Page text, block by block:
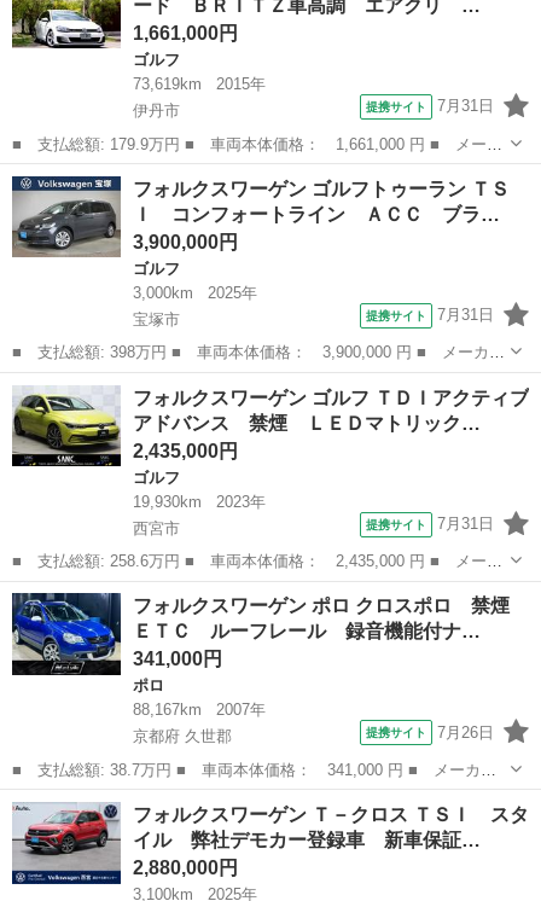
■ ...
ード ＢＲＩＴＺ車高調 エアクリ …
1,661,000円
ゴルフ
73,619km
2015年
伊丹市
提携サイト 7月31日
■ 支払総額: 179.9万円 ■ 車両本体価格： 1,661,000 円 ■ メーカ
ー名： フォルクスワーゲン ■ 車種名： ゴルフＧＴＩ ■ グレー
ド名： ベースグレード ＢＲＩＴＺ車高調 エアクリ Ｄｉｓｃｏ
ｖｅｒ ...
兵庫 伊丹市 ゴルフ
フォルクスワーゲン ゴルフトゥーラン ＴＳ
Ｉ コンフォートライン ＡＣＣ ブラ…
3,900,000円
ゴルフ
3,000km
2025年
宝塚市
提携サイト 7月31日
■ 支払総額: 398万円 ■ 車両本体価格： 3,900,000 円 ■ メーカー
名： フォルクスワーゲン ■ 車種名： ゴルフトゥーラン ■ グレ
ード名： ＴＳＩ コンフォートライン ＡＣＣ ブラインドスポッ
トディティ...
兵庫 宝塚市 ゴルフ
フォルクスワーゲン ゴルフ ＴＤＩアクティブ
アドバンス 禁煙 ＬＥＤマトリック…
2,435,000円
ゴルフ
19,930km
2023年
西宮市
提携サイト 7月31日
■ 支払総額: 258.6万円 ■ 車両本体価格： 2,435,000 円 ■ メーカ
ー名： フォルクスワーゲン ■ 車種名： ゴルフ ■ グレード
名： ＴＤＩアクティブアドバンス 禁煙 ＬＥＤマトリックスヘッ
ドライト 前...
兵庫 西宮市 ゴルフ
フォルクスワーゲン ポロ クロスポロ 禁煙
ＥＴＣ ルーフレール 録音機能付ナ…
341,000円
ポロ
88,167km
2007年
京都府 久世郡
提携サイト 7月26日
■ 支払総額: 38.7万円 ■ 車両本体価格： 341,000 円 ■ メーカー
名： フォルクスワーゲン ■ 車種名： ポロ ■ グレード名： ク
ロスポロ 禁煙 ＥＴＣ ルーフレール 録音機能付ナビ ＤＶＤキ
ーレス 電格...
京都 久世郡
フォルクスワーゲン Ｔ－クロス ＴＳＩ スタ
イル 弊社デモカー登録車 新車保証…
2,880,000円
3,100km 2025年